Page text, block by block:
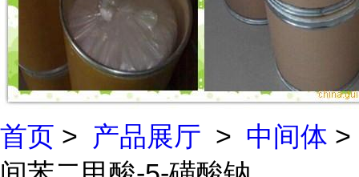
首页 > 产品展厅 > 中间体 >